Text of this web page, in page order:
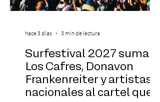
Surfestival 2027 suma a
Los Cafres, Donavon
Frankenreiter y artistas
nacionales al cartel que
hace 3 días 3 min de lectura